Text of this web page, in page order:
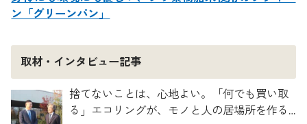
ン「グリーンパン」
取材・インタビュー記事
捨てないことは、心地よい。「何でも買い取
る」エコリングが、モノと人の居場所を作る